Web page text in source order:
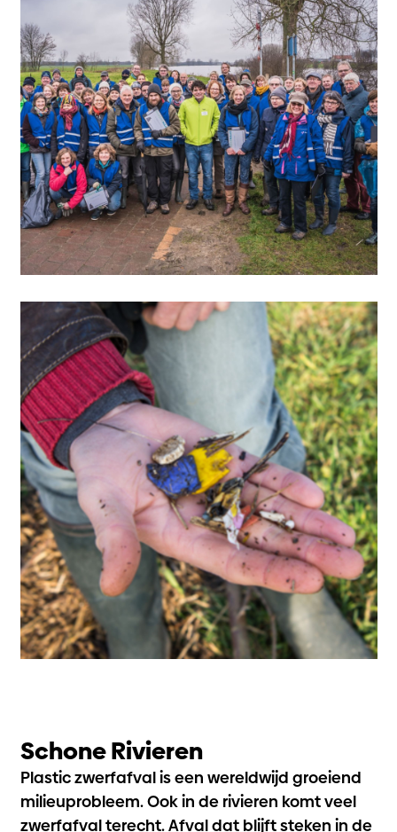
Schone Rivieren
Plastic zwerfafval is een wereldwijd groeiend
milieuprobleem. Ook in de rivieren komt veel
zwerfafval terecht. Afval dat blijft steken in de